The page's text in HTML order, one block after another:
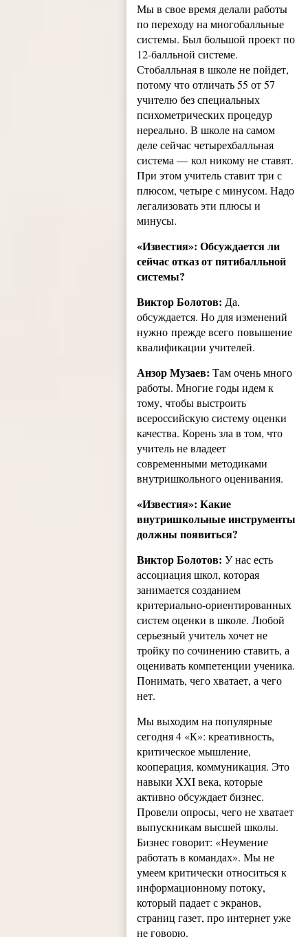
Мы в свое время делали работы
по переходу на многобалльные
системы. Был большой проект по
12-балльной системе.
Стобалльная в школе не пойдет,
потому что отличать 55 от 57
учителю без специальных
психометрических процедур
нереально. В школе на самом
деле сейчас четырехбалльная
система — кол никому не ставят.
При этом учитель ставит три с
плюсом, четыре с минусом. Надо
легализовать эти плюсы и
минусы.
«Известия»: Обсуждается ли
сейчас отказ от пятибалльной
системы?
Виктор Болотов:Да,
обсуждается. Но для изменений
нужно прежде всего повышение
квалификации учителей.
Анзор Музаев:Там очень много
работы. Многие годы идем к
тому, чтобы выстроить
всероссийскую систему оценки
качества. Корень зла в том, что
учитель не владеет
современными методиками
внутришкольного оценивания.
«Известия»: Какие
внутришкольные инструменты
должны появиться?
Виктор Болотов:У нас есть
ассоциация школ, которая
занимается созданием
критериально-ориентированных
систем оценки в школе. Любой
серьезный учитель хочет не
тройку по сочинению ставить, а
оценивать компетенции ученика.
Понимать, чего хватает, а чего
нет.
Мы выходим на популярные
сегодня 4 «К»: креативность,
критическое мышление,
кооперация, коммуникация. Это
навыки XXI века, которые
активно обсуждает бизнес.
Провели опросы, чего не хватает
выпускникам высшей школы.
Бизнес говорит: «Неумение
работать в командах». Мы не
умеем критически относиться к
информационному потоку,
который падает с экранов,
страниц газет, про интернет уже
не говорю.